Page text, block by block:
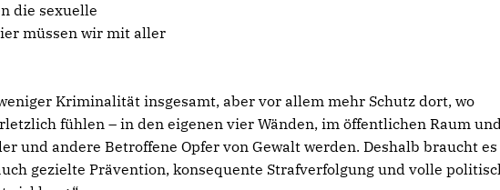
die sexuelle
müssen wir mit aller
Kriminalität insgesamt, aber vor allem mehr Schutz dort, wo
fühlen – in den eigenen vier Wänden, im öffentlichen Raum
und andere Betroffene Opfer von Gewalt werden. Deshalb braucht es
gezielte Prävention, konsequente Strafverfolgung und volle